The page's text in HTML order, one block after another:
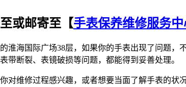
或邮寄至【手表保养维修服务中
淮海国际广场38层，如果你的手表出现了问题
带断裂、表镜破损等问题，都能得到妥善处理。
对维修过程感兴趣，或者想要当面了解手表的